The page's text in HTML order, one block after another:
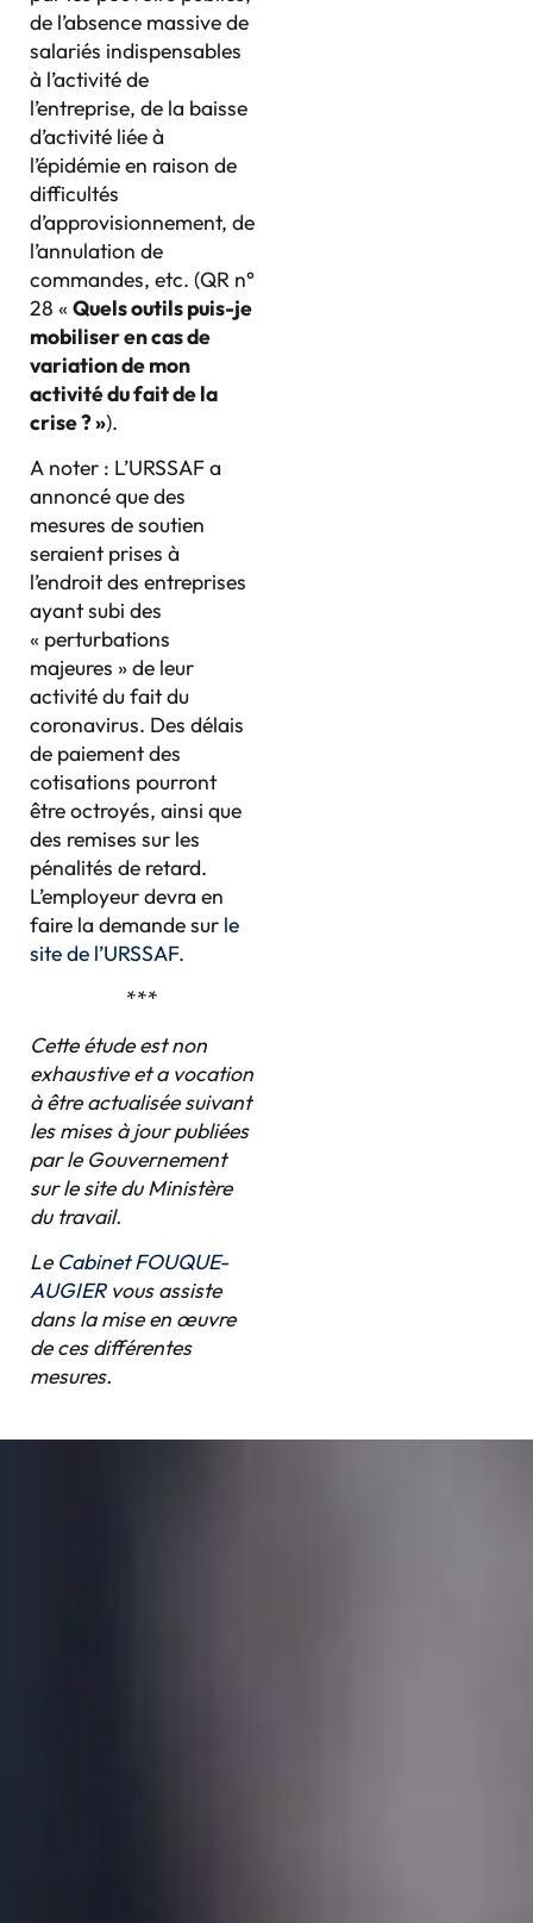
de l’absence massive de
salariés indispensables
à l’activité de
l’entreprise, de la baisse
d’activité liée à
l’épidémie en raison de
difficultés
d’approvisionnement, de
l’annulation de
commandes, etc. (QR n°
28 «Quels outils puis-je
mobiliser en cas de
variation de mon
activité du fait de la
crise ?»).
A noter : L’URSSAF a
annoncé que des
mesures de soutien
seraient prises à
l’endroit des entreprises
ayant subi des
« perturbations
majeures » de leur
activité du fait du
coronavirus. Des délais
de paiement des
cotisations pourront
être octroyés, ainsi que
des remises sur les
pénalités de retard.
L’employeur devra en
faire la demande sur le
site de l’URSSAF.
***
Cette étude est non
exhaustive et a vocation
à être actualisée suivant
les mises à jour publiées
par le Gouvernement
sur le site du Ministère
du travail.
Le Cabinet FOUQUE-
AUGIERvous assiste
dans la mise en œuvre
de ces différentes
mesures.